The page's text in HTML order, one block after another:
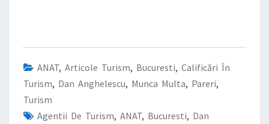
ANAT, Articole Turism, Bucuresti, Calificări În
Turism, Dan Anghelescu, Munca Multa, Pareri,
Turism
Agentii De Turism, ANAT, Bucuresti, Dan